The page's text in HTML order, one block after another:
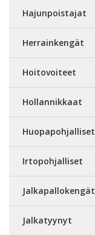
Hajunpoistajat
Herrainkengät
Hoitovoiteet
Hollannikkaat
Huopapohjalliset
Irtopohjalliset
Jalkapallokengät
Jalkatyynyt